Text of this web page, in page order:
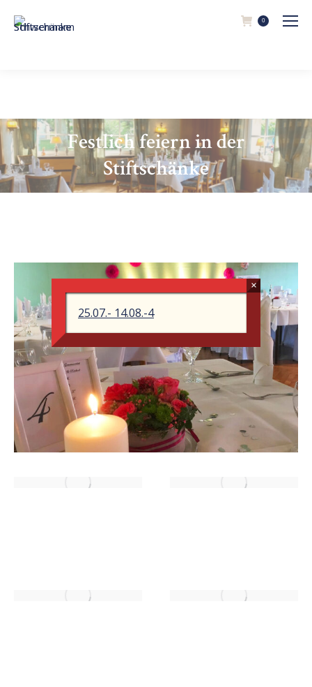
0
Festlich feiern in der
Stiftschänke
25.07.- 14.08.-4